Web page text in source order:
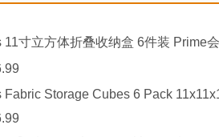
寸立方体折叠收纳盒 6件装 Prime
Storage Cubes 6 Pack